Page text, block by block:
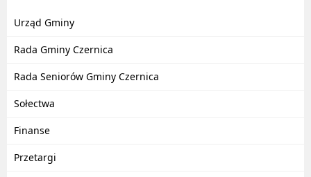
Urząd Gminy
Rada Gminy Czernica
Rada Seniorów Gminy Czernica
Sołectwa
Finanse
Przetargi